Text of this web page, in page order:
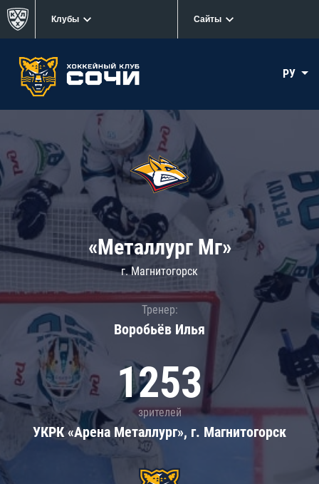
Клубы Сайты
РУ
«Металлург Мг»
г. Магнитогорск
Тренер:
Воробьёв Илья
1253
зрителей
УКРК «Арена Металлург», г. Магнитогорск